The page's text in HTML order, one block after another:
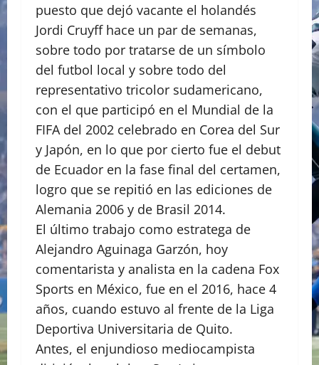
puesto que dejó vacante el holandés
Jordi Cruyff hace un par de semanas,
sobre todo por tratarse de un símbolo
del futbol local y sobre todo del
representativo tricolor sudamericano,
con el que participó en el Mundial de la
FIFA del 2002 celebrado en Corea del Sur
y Japón, en lo que por cierto fue el debut
de Ecuador en la fase final del certamen,
logro que se repitió en las ediciones de
Alemania 2006 y de Brasil 2014.
El último trabajo como estratega de
Alejandro Aguinaga Garzón, hoy
comentarista y analista en la cadena Fox
Sports en México, fue en el 2016, hace 4
años, cuando estuvo al frente de la Liga
Deportiva Universitaria de Quito.
Antes, el enjundioso mediocampista